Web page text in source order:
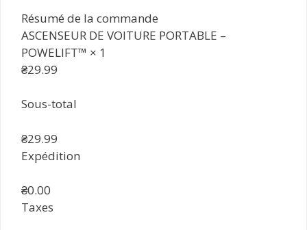
Résumé de la commande
ASCENSEUR DE VOITURE PORTABLE –
POWELIFT™ × 1
₴29.99
Sous-total
₴29.99
Expédition
₴0.00
Taxes